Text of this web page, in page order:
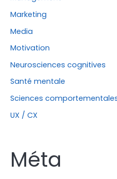
Marketing
Media
Motivation
Neurosciences cognitives
Santé mentale
Sciences
UX / CX
Méta